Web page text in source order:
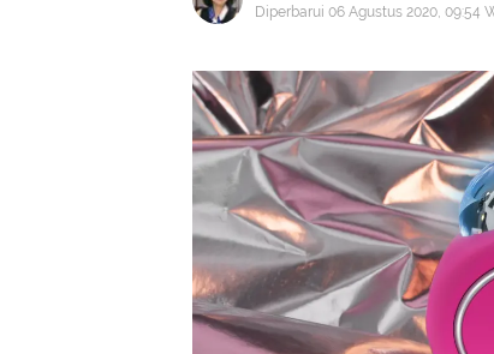
Diperbarui 06 Agustus 2020, 09:54